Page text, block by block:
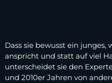
Dass sie bewusst ein
anspricht und statt auf viel
unterscheidet sie den
und 2010er Jahren von